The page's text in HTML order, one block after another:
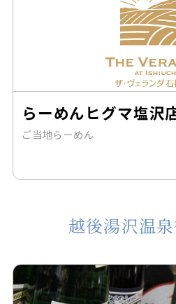
らーめんヒグマ塩沢
ご当地らーめん
越後湯沢温